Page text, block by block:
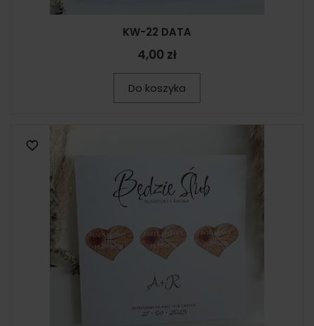
KW-22 DATA
4,00 zł
Do koszyka